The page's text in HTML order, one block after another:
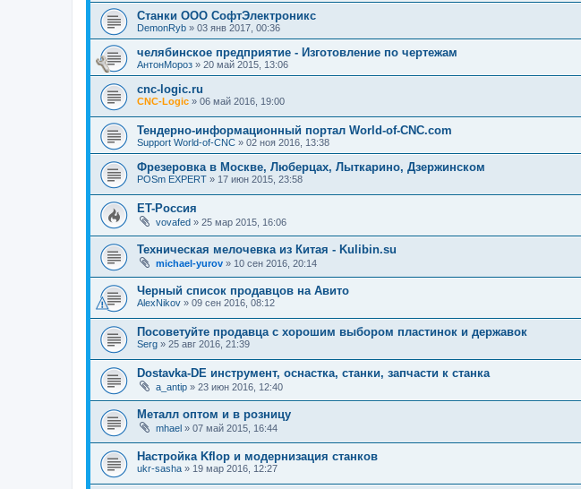
Станки ООО СофтЭлектроникс
DemonRyb » 03 янв 2017, 00:36
челябинское предприятие - Изготовление по чертежам
АнтонМороз » 20 май 2015, 13:06
cnc-logic.ru
CNC-Logic » 06 май 2016, 19:00
Тендерно-информационный портал World-of-CNC.com
Support World-of-CNC » 02 ноя 2016, 13:38
Фрезеровка в Москве, Люберцах, Лыткарино, Дзержинском
POSm EXPERT » 17 июн 2015, 23:58
ET-Россия
vovafed » 25 мар 2015, 16:06
Техническая мелочевка из Китая - Kulibin.su
michael-yurov » 10 сен 2016, 20:14
Черный список продавцов на Авито
AlexNikov » 09 сен 2016, 08:12
Посоветуйте продавца с хорошим выбором пластинок и державок
Serg » 25 авг 2016, 21:39
Dostavka-DE инструмент, оснастка, станки, запчасти к станка
a_antip » 23 июн 2016, 12:40
Металл оптом и в розницу
mhael » 07 май 2015, 16:44
Настройка Kflop и модернизация станков
ukr-sasha » 19 мар 2016, 12:27